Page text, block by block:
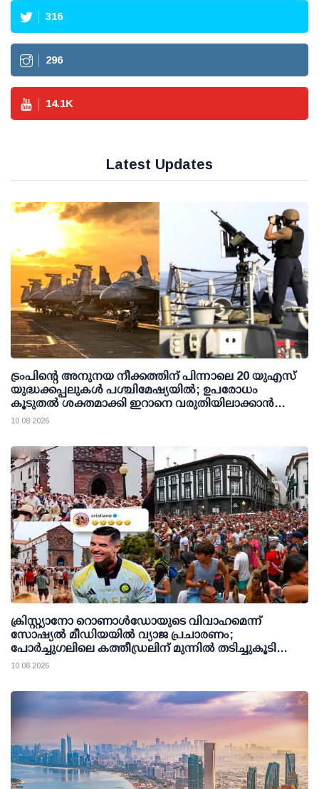
316
296
14.1K
Latest Updates
ട്രംപിന്റെ അനുനയ നീക്കത്തിന് പിന്നാലെ 20 യുഎസ്
യുദ്ധക്കപ്പലുകള്‍ പശ്ചിമേഷ്യയില്‍; ഉപരോധം
കൂടുതല്‍ ശക്തമാക്കി ഇറാനെ വരുതിയിലാക്കാന്‍
നീക്കം
10 08 2026
ക്രിസ്റ്റ്യാനോ റൊണാള്‍ഡോയുടെ വിവാഹമെന്ന്
സോഷ്യല്‍ മീഡിയയില്‍ വ്യാജ പ്രചാരണം;
പോര്‍ച്ചുഗലിലെ കത്തീഡ്രലിന് മുന്നില്‍ തടിച്ചുകൂടി
ജനക്കൂട്ടം
10 08 2026